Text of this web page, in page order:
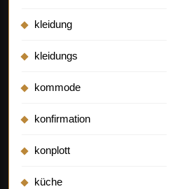
kleidung
kleidungs
kommode
konfirmation
konplott
küche